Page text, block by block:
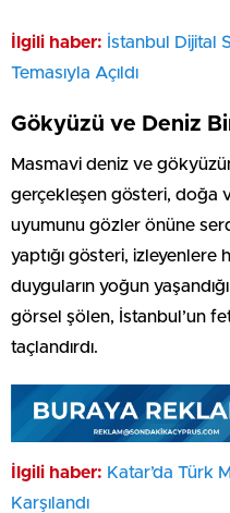
İlgili haber: İstanbul Dijital
Temasıyla Açıldı
Gökyüzü ve Deniz
Masmavi deniz ve
gerçekleşen gösteri, doğa
uyumunu gözler önüne
yaptığı gösteri, izleyenlere
duyguların yoğun
görsel şölen, İstanbul’un
taçlandırdı.
İlgili haber: Katar’da Türk
Karşılandı